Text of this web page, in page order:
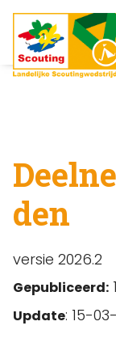
den
versie 2026.2
Gepubliceerd:
Update: 15-